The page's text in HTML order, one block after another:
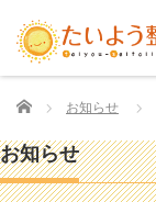
Home お知らせ
お知らせ